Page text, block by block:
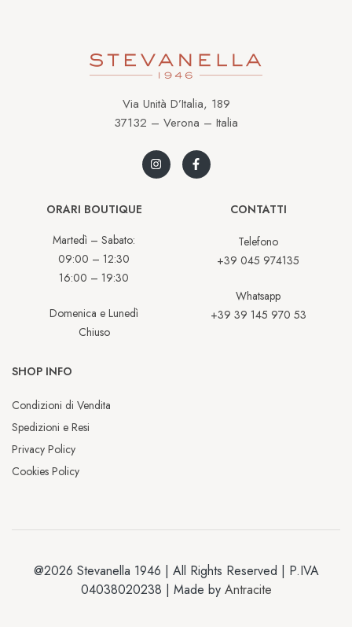
Via Unità D’Italia, 189
37132 – Verona – Italia
ORARI BOUTIQUE
Martedì – Sabato:
09:00 – 12:30
16:00 – 19:30
Domenica e Lunedì
Chiuso
CONTATTI
Telefono
+39 045 974135
Whatsapp
+39 39 145 970 53
SHOP INFO
Condizioni di Vendita
Spedizioni e Resi
Privacy Policy
Cookies Policy
@2026 Stevanella 1946 | All Rights Reserved | P.IVA
04038020238 | Made by Antracite